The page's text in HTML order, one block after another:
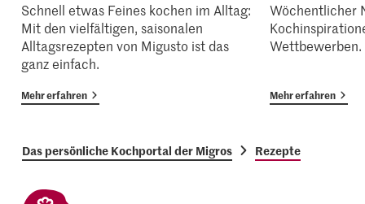
Schnell etwas Feines kochen im Alltag:
Mit den vielfältigen, saisonalen
Alltagsrezepten von Migusto ist das
ganz einfach.
Mehr erfahren
Wöchentlicher
Wettbewerben.
Mehr erfahren
Das persönliche Kochportal der Migros Rezepte